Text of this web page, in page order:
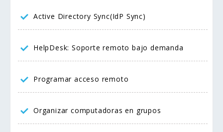
Active Directory Sync(IdP Sync)
HelpDesk: Soporte remoto bajo demanda
Programar acceso remoto
Organizar computadoras en grupos